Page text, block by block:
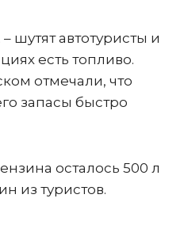
шутят автотуристы и
есть топливо.
отмечали, что
запасы быстро
осталось 500 л
из туристов.